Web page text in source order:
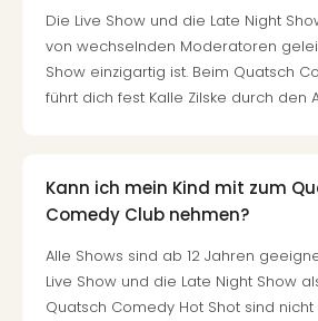
Die Live Show und die Late Night
von wechselnden Moderatoren
Show einzigartig ist. Beim Quatsch
führt dich fest Kalle Zilske durch den
Kann ich mein Kind mit zum
Comedy Club nehmen?
Alle Shows sind ab 12 Jahren
Live Show und die Late Night Show
Quatsch Comedy Hot Shot sind nicht